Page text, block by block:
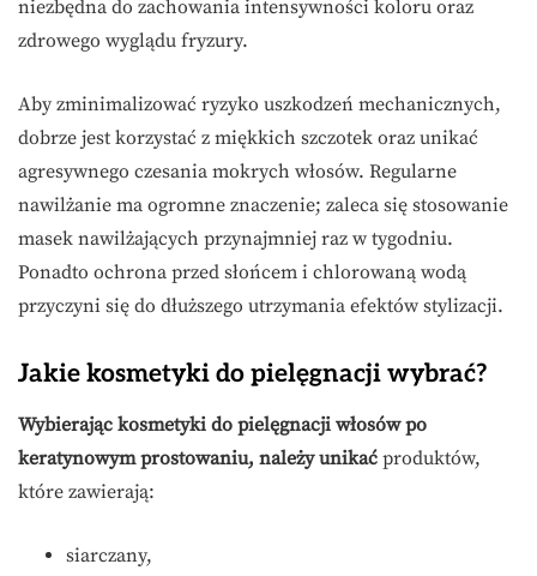
niezbędna do zachowania intensywności koloru oraz
zdrowego wyglądu fryzury.
Aby zminimalizować ryzyko uszkodzeń mechanicznych,
dobrze jest korzystać z miękkich szczotek oraz unikać
agresywnego czesania mokrych włosów. Regularne
nawilżanie ma ogromne znaczenie; zaleca się stosowanie
masek nawilżających przynajmniej raz w tygodniu.
Ponadto ochrona przed słońcem i chlorowaną wodą
przyczyni się do dłuższego utrzymania efektów stylizacji.
Jakie kosmetyki do pielęgnacji wybrać?
Wybierając kosmetyki do pielęgnacji włosów po
keratynowym prostowaniu, należy unikać produktów,
które zawierają:
siarczany,